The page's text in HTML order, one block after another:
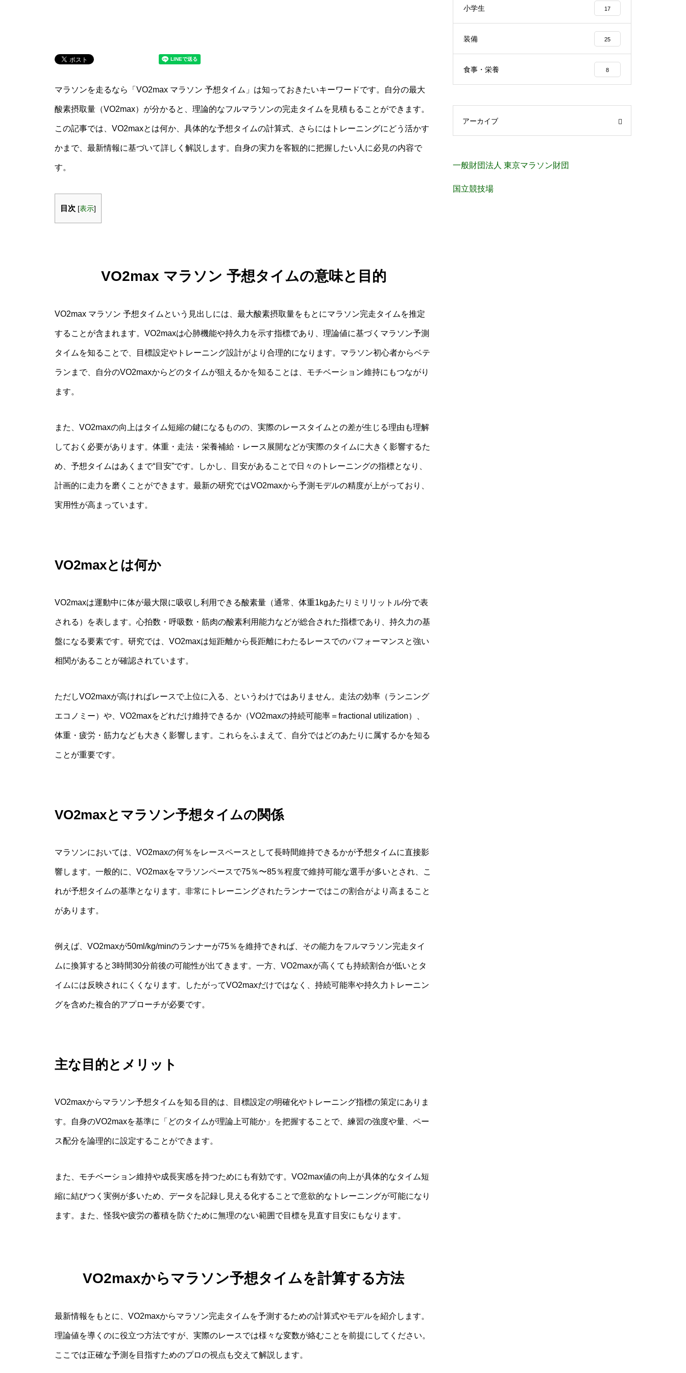
マラソンを走るなら「VO2max マラソン 予想タイム」は知っておきたいキーワードです。自分の最大
酸素摂取量（VO2max）が分かると、理論的なフルマラソンの完走タイムを見積もることができます。
この記事では、VO2maxとは何か、具体的な予想タイムの計算式、さらにはトレーニングにどう活かす
かまで、最新情報に基づいて詳しく解説します。自身の実力を客観的に把握したい人に必見の内容で
す。
目次 [表示]
VO2max マラソン 予想タイムの意味と目的
VO2max マラソン 予想タイムという見出しには、最大酸素摂取量をもとにマラソン完走タイムを推定
することが含まれます。VO2maxは心肺機能や持久力を示す指標であり、理論値に基づくマラソン予測
タイムを知ることで、目標設定やトレーニング設計がより合理的になります。マラソン初心者からベテ
ランまで、自分のVO2maxからどのタイムが狙えるかを知ることは、モチベーション維持にもつながり
ます。
また、VO2maxの向上はタイム短縮の鍵になるものの、実際のレースタイムとの差が生じる理由も理解
しておく必要があります。体重・走法・栄養補給・レース展開などが実際のタイムに大きく影響するた
め、予想タイムはあくまで“目安”です。しかし、目安があることで日々のトレーニングの指標となり、
計画的に走力を磨くことができます。最新の研究ではVO2maxから予測モデルの精度が上がっており、
実用性が高まっています。
VO2maxとは何か
VO2maxは運動中に体が最大限に吸収し利用できる酸素量（通常、体重1kgあたりミリリットル/分で表
される）を表します。心拍数・呼吸数・筋肉の酸素利用能力などが総合された指標であり、持久力の基
盤になる要素です。研究では、VO2maxは短距離から長距離にわたるレースでのパフォーマンスと強い
相関があることが確認されています。
ただしVO2maxが高ければレースで上位に入る、というわけではありません。走法の効率（ランニング
エコノミー）や、VO2maxをどれだけ維持できるか（VO2maxの持続可能率＝fractional utilization）、
体重・疲労・筋力なども大きく影響します。これらをふまえて、自分ではどのあたりに属するかを知る
ことが重要です。
VO2maxとマラソン予想タイムの関係
マラソンにおいては、VO2maxの何％をレースペースとして長時間維持できるかが予想タイムに直接影
響します。一般的に、VO2maxをマラソンペースで75％〜85％程度で維持可能な選手が多いとされ、こ
れが予想タイムの基準となります。非常にトレーニングされたランナーではこの割合がより高まること
があります。
例えば、VO2maxが50ml/kg/minのランナーが75％を維持できれば、その能力をフルマラソン完走タイ
ムに換算すると3時間30分前後の可能性が出てきます。一方、VO2maxが高くても持続割合が低いとタ
イムには反映されにくくなります。したがってVO2maxだけではなく、持続可能率や持久力トレーニン
グを含めた複合的アプローチが必要です。
主な目的とメリット
VO2maxからマラソン予想タイムを知る目的は、目標設定の明確化やトレーニング指標の策定にありま
す。自身のVO2maxを基準に「どのタイムが理論上可能か」を把握することで、練習の強度や量、ペー
ス配分を論理的に設定することができます。
また、モチベーション維持や成長実感を持つためにも有効です。VO2max値の向上が具体的なタイム短
縮に結びつく実例が多いため、データを記録し見える化することで意欲的なトレーニングが可能になり
ます。また、怪我や疲労の蓄積を防ぐために無理のない範囲で目標を見直す目安にもなります。
VO2maxからマラソン予想タイムを計算する方法
最新情報をもとに、VO2maxからマラソン完走タイムを予測するための計算式やモデルを紹介します。
理論値を導くのに役立つ方法ですが、実際のレースでは様々な変数が絡むことを前提にしてください。
ここでは正確な予測を目指すためのプロの視点も交えて解説します。
小学生 17
装備 25
食事・栄養 8
アーカイブ
一般財団法人 東京マラソン財団
国立競技場